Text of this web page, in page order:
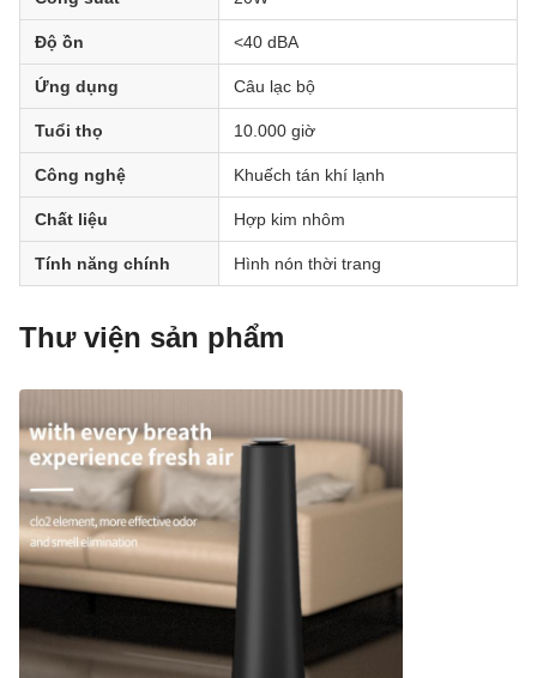
Độ ồn <40 dBA
Ứng dụng Câu lạc bộ
Tuổi thọ 10.000 giờ
Công nghệ Khuếch tán khí lạnh
Chất liệu Hợp kim nhôm
Tính năng chính Hình nón thời trang
Thư viện sản phẩm